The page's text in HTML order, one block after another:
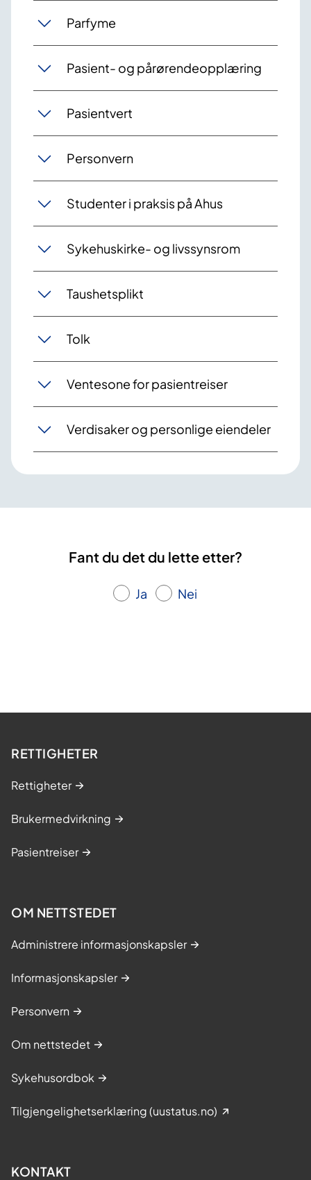
Parfyme
Pasient- og pårørendeopplæring
Pasientvert
Personvern
Studenter i praksis på Ahus
Sykehuskirke- og livssynsrom
Taushetsplikt
Tolk
Ventesone for pasientreiser
Verdisaker og personlige eiendeler
Fant du det du lette etter?
Ja Nei
RETTIGHETER
Rettigheter
Brukermedvirkning
Pasientreiser
OM NETTSTEDET
Administrere informasjonskapsler
Informasjonskapsler
Personvern
Om nettstedet
Sykehusordbok
Tilgjengelighetserklæring (uustatus.no)
KONTAKT